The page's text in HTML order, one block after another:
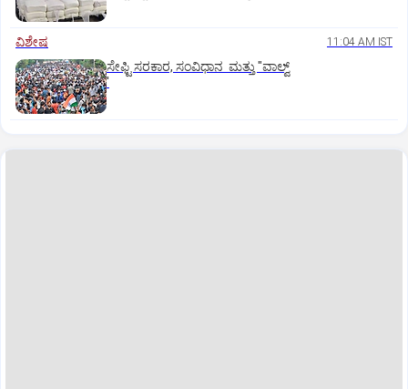
ವಿಶೇಷ 11:04 AM IST
ಸೇಫ್ಟಿ ಸರಕಾರ, ಸಂವಿಧಾನ ಮತ್ತು "ವಾಲ್ವ್
'